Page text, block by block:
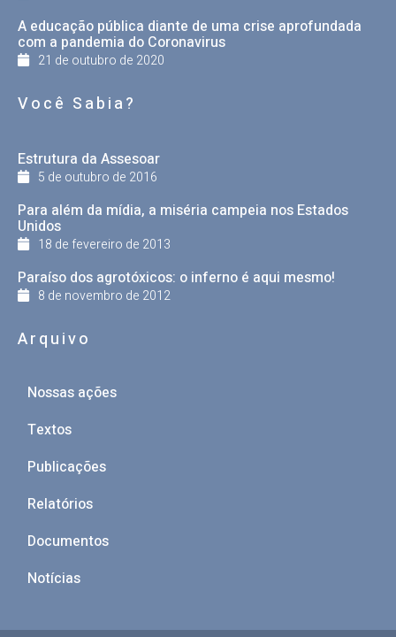
A educação pública diante de uma crise aprofundada
com a pandemia do Coronavirus
21 de outubro de 2020
Você Sabia?
Estrutura da Assesoar
5 de outubro de 2016
Para além da mídia, a miséria campeia nos Estados
Unidos
18 de fevereiro de 2013
Paraíso dos agrotóxicos: o inferno é aqui mesmo!
8 de novembro de 2012
Arquivo
Nossas ações
Textos
Publicações
Relatórios
Documentos
Notícias